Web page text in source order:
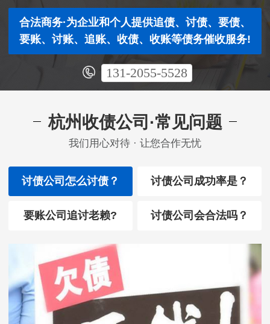
合法商务·为企业和个人提供追债、讨债、要债、
要账、讨账、追账、收债、收账等债务催收服务!
131-2055-5528
杭州收债公司·常见问题
我们用心对待 · 让您合作无忧
讨债公司怎么讨债？ 讨债公司成功率是？
要账公司追讨老赖? 讨债公司会合法吗？